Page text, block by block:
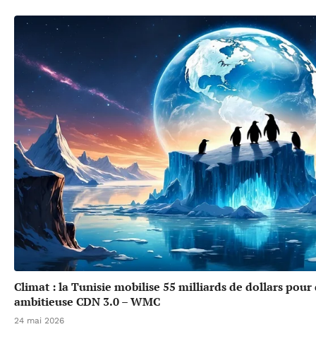
Climat : la Tunisie mobilise 55 milliards de dollars pour
ambitieuse CDN 3.0 – WMC
24 mai 2026